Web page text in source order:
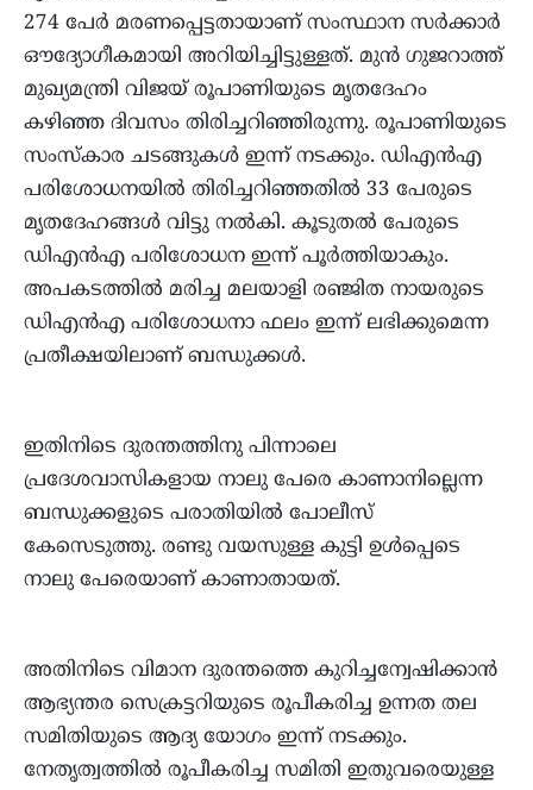
274 പേര്‍ മരണപ്പെട്ടതായാണ് സംസ്ഥാന സര്‍ക്കാര്‍
ഔദ്യോഗീകമായി അറിയിച്ചിട്ടുള്ളത്. മുന്‍ ഗുജറാത്ത്
മുഖ്യമന്ത്രി വിജയ് രൂപാണിയുടെ മൃതദേഹം
കഴിഞ്ഞ ദിവസം തിരിച്ചറിഞ്ഞിരുന്നു. രൂപാണിയുടെ
സംസ്‌കാര ചടങ്ങുകള്‍ ഇന്ന് നടക്കും. ഡിഎന്‍എ
പരിശോധനയില്‍ തിരിച്ചറിഞ്ഞതില്‍ 33 പേരുടെ
മൃതദേഹങ്ങള്‍ വിട്ടു നല്‍കി. കൂടുതല്‍ പേരുടെ
ഡിഎന്‍എ പരിശോധന ഇന്ന് പൂര്‍ത്തിയാകും.
അപകടത്തില്‍ മരിച്ച മലയാളി രഞ്ജിത നായരുടെ
ഡിഎന്‍എ പരിശോധനാ ഫലം ഇന്ന് ലഭിക്കുമെന്ന
പ്രതീക്ഷയിലാണ് ബന്ധുക്കള്‍.
ഇതിനിടെ ദുരന്തത്തിനു പിന്നാലെ
പ്രദേശവാസികളായ നാലു പേരെ കാണാനില്ലെന്ന
ബന്ധുക്കളുടെ പരാതിയില്‍ പോലീസ്
കേസെടുത്തു. രണ്ടു വയസുള്ള കുട്ടി ഉള്‍പ്പെടെ
നാലു പേരെയാണ് കാണാതായത്.
അതിനിടെ വിമാന ദുരന്തത്തെ കുറിച്ചന്വേഷിക്കാന്‍
ആഭ്യന്തര സെക്രട്ടറിയുടെ രൂപീകരിച്ച ഉന്നത തല
സമിതിയുടെ ആദ്യ യോഗം ഇന്ന് നടക്കും.
നേതൃത്വത്തില്‍ രൂപീകരിച്ച സമിതി ഇതുവരെയുള്ള